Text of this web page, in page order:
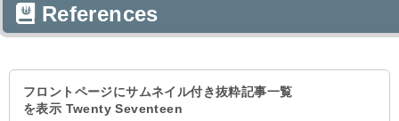
References
フロントページにサムネイル付き抜粋記事一覧
を表示 Twenty Seventeen